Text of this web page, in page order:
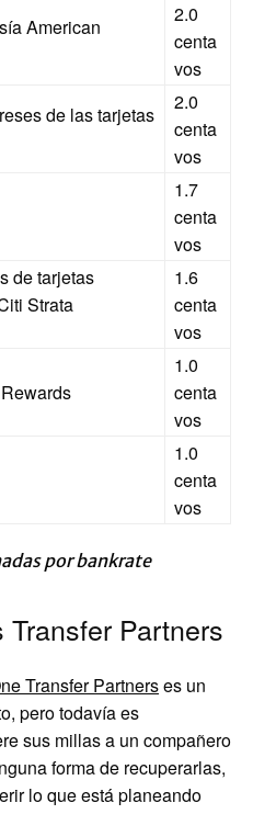
American
2.0
centa
vos
de las tarjetas
2.0
centa
vos
1.7
centa
vos
de tarjetas
Strata
1.6
centa
vos
1.0
centa
vos
1.0
centa
vos
por bankrate
Partners
Transfer Partnerses un
pero todavía es
sus millas a un compañero
forma de recuperarlas,
lo que está planeando